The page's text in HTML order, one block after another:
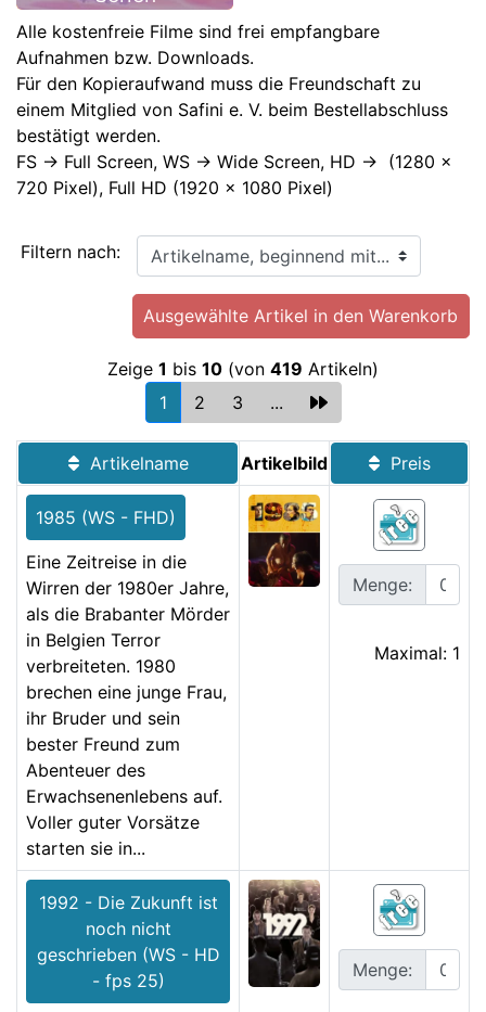
Alle kostenfreie Filme sind frei empfangbare
Aufnahmen bzw. Downloads.
Für den Kopieraufwand muss die Freundschaft zu
einem Mitglied von Safini e. V. beim Bestellabschluss
bestätigt werden.
FS -> Full Screen, WS -> Wide Screen, HD -> (1280 x
720 Pixel), Full HD (1920 x 1080 Pixel)
Filtern nach: Artikelname, beginnend mit...
Zeige 1 bis 10 (von 419 Artikeln)
1
2 3 ...
Artikelname Artikelbild Preis
1985 (WS - FHD)
Eine Zeitreise in die
Wirren der 1980er Jahre,
als die Brabanter Mörder
in Belgien Terror
verbreiteten. 1980
brechen eine junge Frau,
ihr Bruder und sein
bester Freund zum
Abenteuer des
Erwachsenenlebens auf.
Voller guter Vorsätze
starten sie in...
Menge:
Maximal: 1
1992 - Die Zukunft ist
noch nicht
geschrieben (WS - HD
- fps 25)
Menge: